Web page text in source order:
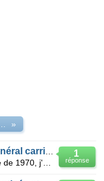
»
1
réponse